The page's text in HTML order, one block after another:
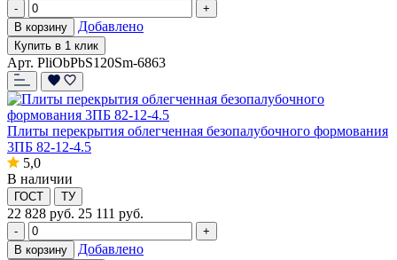
-
+
В корзину
Добавлено
Купить в 1 клик
Арт. PliObPbS120Sm-6863
Плиты перекрытия облегченная безопалубочного формования
3ПБ 82-12-4.5
5,0
В наличии
ГОСТ ТУ
22 828 руб. 25 111 руб.
-
+
В корзину
Добавлено